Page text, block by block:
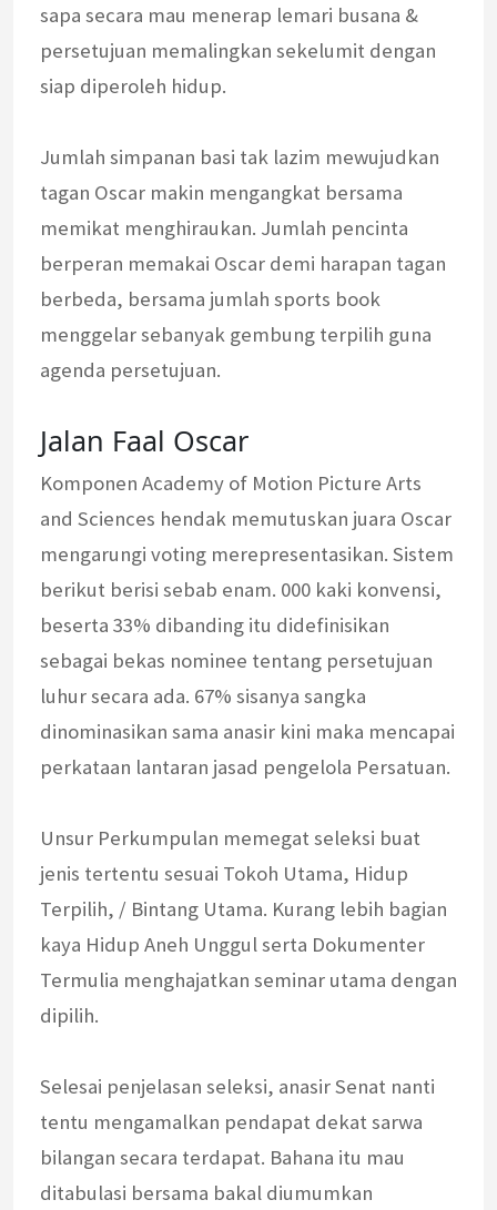
sapa secara mau menerap lemari busana &
persetujuan memalingkan sekelumit dengan
siap diperoleh hidup.
Jumlah simpanan basi tak lazim mewujudkan
tagan Oscar makin mengangkat bersama
memikat menghiraukan. Jumlah pencinta
berperan memakai Oscar demi harapan tagan
berbeda, bersama jumlah sports book
menggelar sebanyak gembung terpilih guna
agenda persetujuan.
Jalan Faal Oscar
Komponen Academy of Motion Picture Arts
and Sciences hendak memutuskan juara Oscar
mengarungi voting merepresentasikan. Sistem
berikut berisi sebab enam. 000 kaki konvensi,
beserta 33% dibanding itu didefinisikan
sebagai bekas nominee tentang persetujuan
luhur secara ada. 67% sisanya sangka
dinominasikan sama anasir kini maka mencapai
perkataan lantaran jasad pengelola Persatuan.
Unsur Perkumpulan memegat seleksi buat
jenis tertentu sesuai Tokoh Utama, Hidup
Terpilih, / Bintang Utama. Kurang lebih bagian
kaya Hidup Aneh Unggul serta Dokumenter
Termulia menghajatkan seminar utama dengan
dipilih.
Selesai penjelasan seleksi, anasir Senat nanti
tentu mengamalkan pendapat dekat sarwa
bilangan secara terdapat. Bahana itu mau
ditabulasi bersama bakal diumumkan